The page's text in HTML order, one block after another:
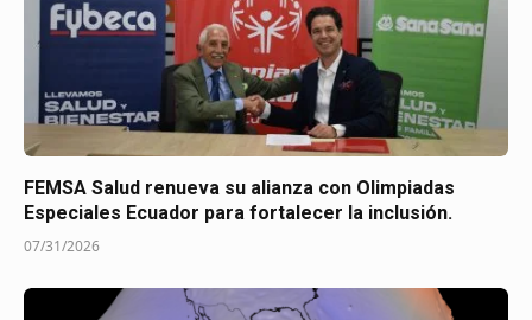
FEMSA Salud renueva su alianza con Olimpiadas
Especiales Ecuador para fortalecer la inclusión.
07/31/2026